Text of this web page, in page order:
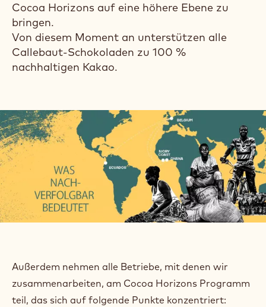
Cocoa Horizons auf eine höhere Ebene zu
bringen.
Von diesem Moment an unterstützen alle
Callebaut-Schokoladen zu 100 %
nachhaltigen Kakao.
Außerdem nehmen alle Betriebe, mit denen wir
zusammenarbeiten, am Cocoa Horizons Programm
teil, das sich auf folgende Punkte konzentriert: